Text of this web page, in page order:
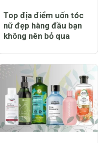
Top địa điểm uốn tóc
nữ đẹp hàng đầu bạn
không nên bỏ qua